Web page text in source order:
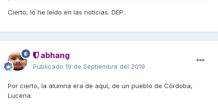
Cierto, lo he leído en las noticias. DEP.
abhang
Publicado 19 de Septiembre del 2019
Por cierto, la alumna era de aquí, de un pueblo de Córdoba,
Lucena.